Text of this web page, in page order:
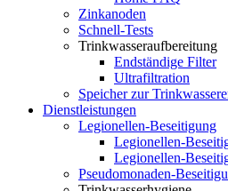
Zinkanoden
Schnell-Tests
Trinkwasseraufbereitung
Endständige Filter
Ultrafiltration
Speicher zur
Dienstleistungen
Legionellen-Beseitigung
Legionellen-
Legionellen-
Pseudomonaden-